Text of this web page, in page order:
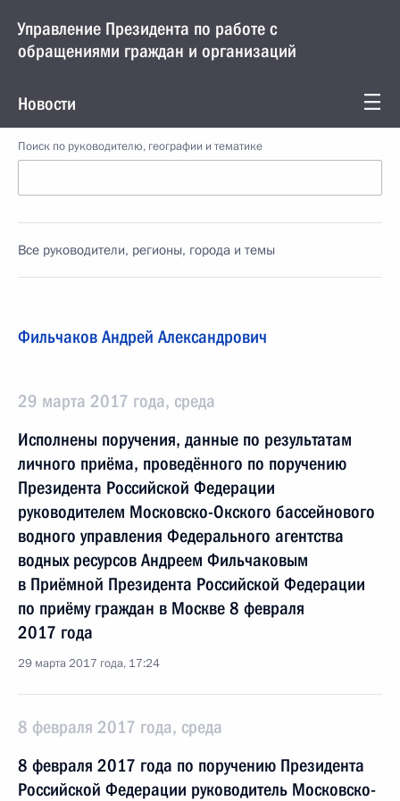
Управление Президента по работе с
обращениями граждан и организаций
Новости
Поиск по руководителю, географии и тематике
Все руководители, регионы, города и темы
Фильчаков Андрей Александрович
29 марта 2017 года, среда
Исполнены поручения, данные по результатам
личного приёма, проведённого по поручению
Президента Российской Федерации
руководителем Московско-Окского бассейнового
водного управления Федерального агентства
водных ресурсов Андреем Фильчаковым
в Приёмной Президента Российской Федерации
по приёму граждан в Москве 8 февраля
2017 года
29 марта 2017 года, 17:24
8 февраля 2017 года, среда
8 февраля 2017 года по поручению Президента
Российской Федерации руководитель Московско-